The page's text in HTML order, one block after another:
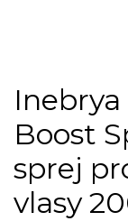
Inebrya
Boost
sprej
vlasy